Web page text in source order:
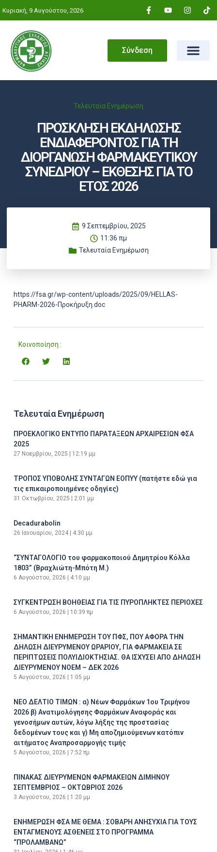
Κυριακή, 9 Αυγούστου, 2026
Σύνδεση
Τελευταία Ενημέρωση
ΠΡΟΣΚΛΗΣΗ ΕΚΔΗΛΩΣΗΣ
ΕΝΔΙΑΦΕΡΟΝΤΟΣ ΓΙΑ ΤΗ
ΔΙΟΡΓΑΝΩΣΗ ΦΑΡΜΑΚΕΥΤΙΚΟΥ
ΣΥΝΕΔΡΙΟΥ – ΕΚΘΕΣΗΣ ΓΙΑ ΤΟ
ΕΤΟΣ 2026
9 Σεπτεμβρίου, 2025
11:36 πμ
Τελευταία Ενημέρωση
https://fsa.gr/wp-content/uploads/2025/09/HELLAS-
PHARM-2026-Προκήρυξη.doc
Κοινοποίηση :
Τελευταία Ενημέρωση
ΠΡΟΕΚΛΟΓΙΚΟ ΕΝΤΥΠΟ ΠΑΡΑΤΑΞΕΩΝ ΑΡΧΑΙΡΕΣΙΩΝ ΦΣΑ
2025
27 Νοεμβρίου, 2025 12:19 μμ
ΤΡΟΠΟΣ ΥΠΟΒΟΛΗΣ ΣΥΝΤΑΓΩΝ ΕΟΠΥΥ (πατήστε εδώ για
τις επικαιροποιημένες οδηγίες)
31 Οκτωβρίου, 2025 2:01 μμ
Decadurabolin
26 Ιανουαρίου, 2024 4:30 μμ
“ΣΥΝΤΑΓΟΛΟΓΙΟ του φαρμακοποιού Δημητρίου Κόλλα
1803” (Βραχλιώτη-Μπότη Μ.)
6 Αυγούστου, 2026 4:10 μμ
ΣΥΓΚΕΝΤΡΩΣΗ ΒΟΗΘΕΙΑΣ ΓΙΑ ΤΙΣ ΠΥΡΟΠΛΗΚΤΕΣ ΠΕΡΙΟΧΕΣ
6 Αυγούστου, 2026 10:39 πμ
ΣΗΜΑΝΤΙΚΗ ΕΝΗΜΕΡΩΣΗ ΤΟΥ ΠΦΣ, ΠΟΥ ΑΦΟΡΑ ΤΗΝ
ΔΗΛΩΣΗ ΔΙΕΥΡΥΜΕΝΟΥ ΩΡΑΡΙΟΥ, ΓΙΑ ΦΑΡΜΑΚΕΙΑ ΣΕ
ΠΕΡΙΠΤΩΣΕΙΣ ΠΟΛΥΙΔΙΟΚΤΗΣΙΑΣ. ΘΑ ΙΣΧΥΣΕΙ ΑΠΟ ΔΗΛΩΣΗ
ΔΙΕΥΡΥΜΕΝΟΥ ΝΟΕΜ – ΔΕΚ 2026
5 Αυγούστου, 2026 1:05 μμ
ΝΕΟ ΔΕΛΤΙΟ ΤΙΜΩΝ : α) Νέων Φαρμάκων 1ου Τριμήνου
2026 β) Ανατιμολόγησης Φαρμάκων Αναφοράς και
γενοσήμων αυτών, λόγω λήξης της προστασίας
δεδομένων τους και γ) Μη αποζημιούμενων κατόπιν
αιτήματος Αναπροσαρμογής τιμής
5 Αυγούστου, 2026 7:52 πμ
ΠΙΝΑΚΑΣ ΔΙΕΥΡΥΜΕΝΩΝ ΦΑΡΜΑΚΕΙΩΝ ΔΙΜΗΝΟΥ
ΣΕΠΤΕΜΒΡΙΟΣ – ΟΚΤΩΒΡΙΟΣ 2026
3 Αυγούστου, 2026 1:20 μμ
ΕΝΗΜΕΡΩΣΗ ΦΣΑ ΜΕ ΘΕΜΑ : ΣΟΒΑΡΗ ΑΝΗΣΥΧΙΑ ΓΙΑ ΤΟΥΣ
ΕΝΤΑΓΜΕΝΟΥΣ ΑΣΘΕΝΕΙΣ ΣΤΟ ΠΡΟΓΡΑΜΜΑ
“ΠΡΟΛΑΜΒΑΝΩ”